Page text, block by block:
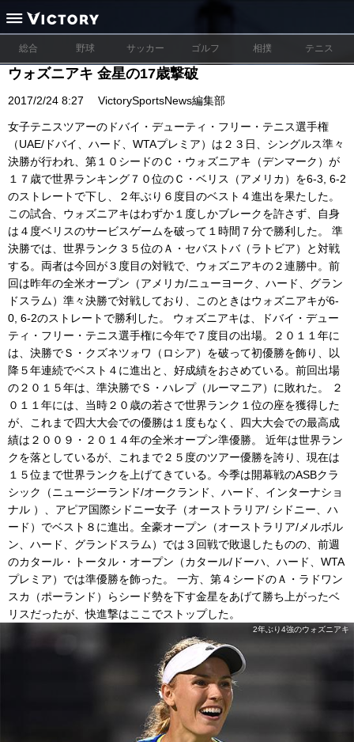
総合 野球 サッカー ゴルフ 相撲 テニス
ウォズニアキ 金星の17歳撃破
2017/2/24 8:27 VictorySportsNews編集部
女子テニスツアーのドバイ・デューティ・フリー・テニス選手権
（UAE/ドバイ、ハード、WTAプレミア）は２３日、シングルス準々
決勝が行われ、第１０シードのＣ・ウォズニアキ（デンマーク）が
１７歳で世界ランキング７０位のＣ・ベリス（アメリカ）を6-3, 6-2
のストレートで下し、２年ぶり６度目のベスト４進出を果たした。
この試合、ウォズニアキはわずか１度しかブレークを許さず、自身
は４度ベリスのサービスゲームを破って１時間７分で勝利した。 準
決勝では、世界ランク３５位のＡ・セバストバ（ラトビア）と対戦
する。両者は今回が３度目の対戦で、ウォズニアキの２連勝中。前
回は昨年の全米オープン（アメリカ/ニューヨーク、ハード、グラン
ドスラム）準々決勝で対戦しており、このときはウォズニアキが6-
0, 6-2のストレートで勝利した。 ウォズニアキは、ドバイ・デュー
ティ・フリー・テニス選手権に今年で７度目の出場。２０１１年に
は、決勝でＳ・クズネツォワ（ロシア）を破って初優勝を飾り、以
降５年連続でベスト４に進出と、好成績をおさめている。前回出場
の２０１５年は、準決勝でＳ・ハレプ（ルーマニア）に敗れた。 ２
０１１年には、当時２０歳の若さで世界ランク１位の座を獲得した
が、これまで四大大会での優勝は１度もなく、四大大会での最高成
績は２００９・２０１４年の全米オープン準優勝。 近年は世界ラン
クを落としているが、これまで２５度のツアー優勝を誇り、現在は
１５位まで世界ランクを上げてきている。今季は開幕戦のASBクラ
シック（ニュージーランド/オークランド、ハード、インターナショ
ナル ）、アピア国際シドニー女子（オーストラリア/ シドニー、ハ
ード）でベスト８に進出。全豪オープン（オーストラリア/メルボル
ン、ハード、グランドスラム）では３回戦で敗退したものの、前週
のカタール・トータル・オープン（カタール/ドーハ、ハード、WTA
プレミア）では準優勝を飾った。 一方、第４シードのＡ・ラドワン
スカ（ポーランド）らシード勢を下す金星をあげて勝ち上がったベ
リスだったが、快進撃はここでストップした。
2年ぶり4強のウォズニアキ